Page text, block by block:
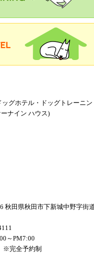
秋田県秋田市下新城中野字街
～PM7:00
完全予約制